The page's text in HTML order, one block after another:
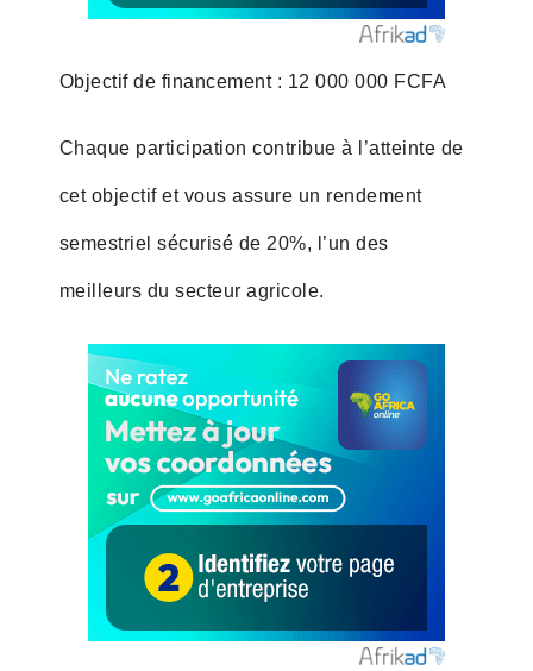
Objectif de financement : 12 000 000 FCFA
Chaque participation contribue à l’atteinte de
cet objectif et vous assure un rendement
semestriel sécurisé de 20%, l’un des
meilleurs du secteur agricole.